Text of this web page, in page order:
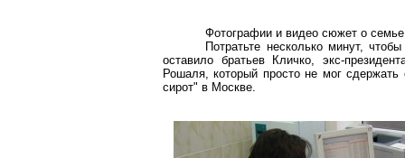
Фотографии и видео сюжет о
Потратьте несколько минут,
оставило братьев
Кличко, экс-
Рошаля, который просто не мог
сирот" в Москве.